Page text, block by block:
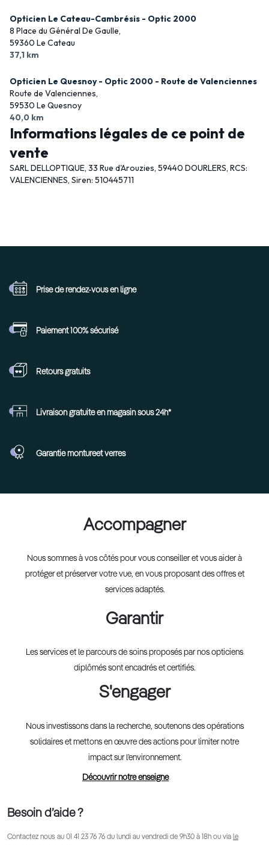
Opticien Le Cateau-Cambrésis - Optic 2000
8 Place du Général De Gaulle,
59360 Le Cateau
37,1 km
Opticien Le Quesnoy - Optic 2000 - Route de Valenciennes
Route de Valenciennes,
59530 Le Quesnoy
40,0 km
Informations légales de ce point de
vente
SARL DELLOPTIQUE, 33 Rue d'Arouzies, 59440 DOURLERS, RCS:
VALENCIENNES, Siren: 510445711
Prise de rendez-vous en ligne
Paiement 100%sécurisé
Retoursgratuits
Livraison gratuite en magasin sous 24h*
Garantie montureet verres
Accompagner
Nous sommes à vos côtés pour vous conseiller et vous aider à
protéger et préserver votre vue, en vous proposant des offres et
services adaptés.
Garantir
Les services et le parcours de soins proposés par nos opticiens
diplômés sont encadrés et certifiés.
S'engager
Nous investissons dans la recherche, soutenons des opérations
solidaires et mettons en œuvre des actions pour limiter notre
impact sur l’environnement.
Découvrir notre enseigne
Besoin d’aide ?
Contactez nous au 01 41 23 76 76 du lundi au vendredi de 9h30 à 18h ou via le